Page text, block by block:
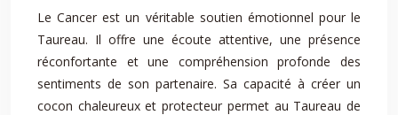
Le Cancer est un véritable soutien émotionnel pour le
Taureau. Il offre une écoute attentive, une présence
réconfortante et une compréhension profonde des
sentiments de son partenaire. Sa capacité à créer un
cocon chaleureux et protecteur permet au Taureau de